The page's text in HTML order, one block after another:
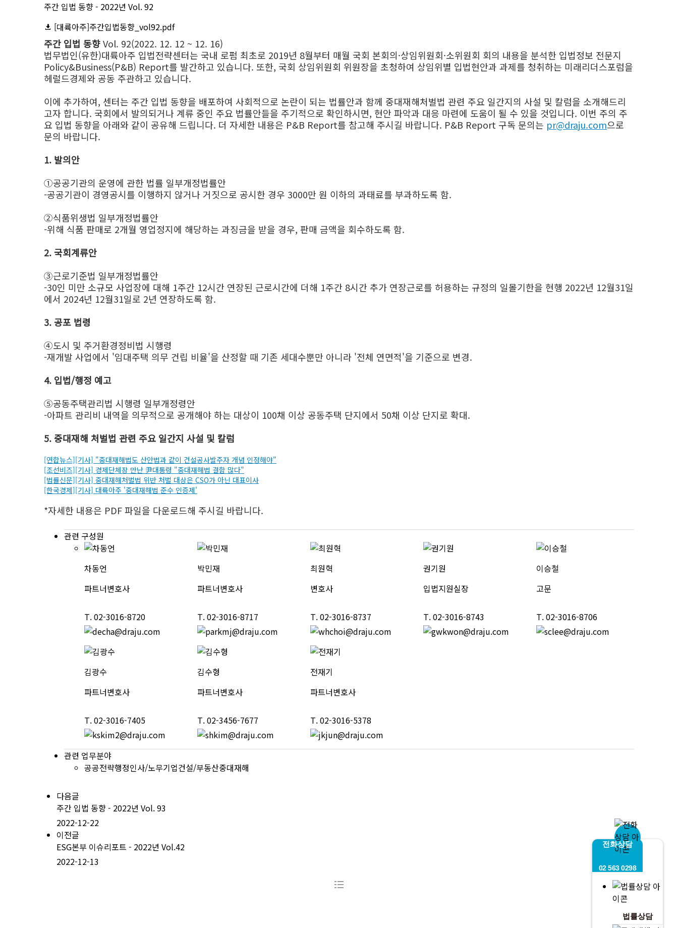
전화상담
02 563 0298
법률상담
주간 입법 동향 - 2022년 Vol. 92
[대륙아주]주간입법동향_vol92.pdf
주간 입법 동향Vol. 92(2022. 12. 12 ~ 12. 16)
법무법인(유한)대륙아주 입법전략센터는 국내 로펌 최초로 2019년 8월부터 매월 국회 본회의·상임위원회·소위원회 회의 내용을 분석한 입법정보 전문지
Policy&Business(P&B) Report를 발간하고 있습니다. 또한, 국회 상임위원회 위원장을 초청하여 상임위별 입법현안과 과제를 청취하는 미래리더스포럼을
헤럴드경제와 공동 주관하고 있습니다.
이에 추가하여, 센터는 주간 입법 동향을 배포하여 사회적으로 논란이 되는 법률안과 함께 중대재해처벌법 관련 주요 일간지의 사설 및 칼럼을 소개해드리
고자 합니다. 국회에서 발의되거나 계류 중인 주요 법률안들을 주기적으로 확인하시면, 현안 파악과 대응 마련에 도움이 될 수 있을 것입니다. 이번 주의 주
요 입법 동향을 아래와 같이 공유해 드립니다. 더 자세한 내용은 P&B Report를 참고해 주시길 바랍니다. P&B Report 구독 문의는 pr@draju.com으로
문의 바랍니다.
1. 발의안
①공공기관의 운영에 관한 법률 일부개정법률안
-공공기관이 경영공시를 이행하지 않거나 거짓으로 공시한 경우 3000만 원 이하의 과태료를 부과하도록 함.
②식품위생법 일부개정법률안
-위해 식품 판매로 2개월 영업정지에 해당하는 과징금을 받을 경우, 판매 금액을 회수하도록 함.
2. 국회계류안
③근로기준법 일부개정법률안
-30인 미만 소규모 사업장에 대해 1주간 12시간 연장된 근로시간에 더해 1주간 8시간 추가 연장근로를 허용하는 규정의 일몰기한을 현행 2022년 12월31일
에서 2024년 12월31일로 2년 연장하도록 함.
3. 공포 법령
④도시 및 주거환경정비법 시행령
-재개발 사업에서 '임대주택 의무 건립 비율'을 산정할 때 기존 세대수뿐만 아니라 '전체 연면적'을 기준으로 변경.
4. 입법/행정 예고
⑤공동주택관리법 시행령 일부개정령안
-아파트 관리비 내역을 의무적으로 공개해야 하는 대상이 100채 이상 공동주택 단지에서 50채 이상 단지로 확대.
5. 중대재해 처벌법 관련 주요 일간지 사설 및 칼럼
[연합뉴스][기사] "중대재해법도 산안법과 같이 건설공사발주자 개념 인정해야"
[조선비즈][기사] 경제단체장 만난 尹대통령 "중대재해법 결함 많다"
[법률신문][기사] 중대재해처벌법 위반 처벌 대상은 CSO가 아닌 대표이사
[한국경제][기사] 대륙아주 '중대재해법 준수 인증제'
*자세한 내용은 PDF 파일을 다운로드해 주시길 바랍니다.
관련 구성원
차동언
파트너변호사
T.02-3016-8720
박민재
파트너변호사
T.02-3016-8717
최원혁
변호사
T.02-3016-8737
권기원
입법지원실장
T.02-3016-8743
이승철
고문
T.02-3016-8706
김광수
파트너변호사
T.02-3016-7405
김수형
파트너변호사
T.02-3456-7677
전재기
파트너변호사
T.02-3016-5378
관련 업무분야
공공전략행정인사/노무기업건설/부동산중대재해
다음글
주간 입법 동향 - 2022년 Vol. 93
2022-12-22
이전글
ESG본부 이슈리포트 - 2022년 Vol.42
2022-12-13